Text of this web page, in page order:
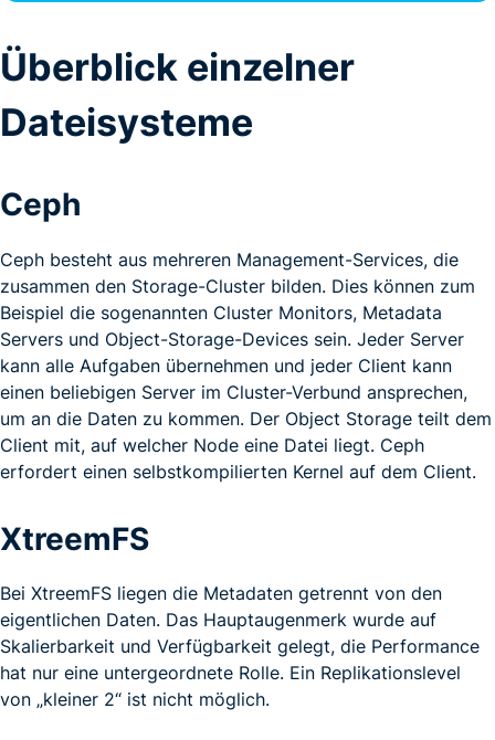
Überblick einzelner
Dateisysteme
Ceph
Ceph besteht aus mehreren Management-Services, die
zusammen den Storage-Cluster bilden. Dies können zum
Beispiel die sogenannten Cluster Monitors, Metadata
Servers und Object-Storage-Devices sein. Jeder Server
kann alle Aufgaben übernehmen und jeder Client kann
einen beliebigen Server im Cluster-Verbund ansprechen,
um an die Daten zu kommen. Der Object Storage teilt dem
Client mit, auf welcher Node eine Datei liegt. Ceph
erfordert einen selbstkompilierten Kernel auf dem Client.
XtreemFS
Bei XtreemFS liegen die Metadaten getrennt von den
eigentlichen Daten. Das Hauptaugenmerk wurde auf
Skalierbarkeit und Verfügbarkeit gelegt, die Performance
hat nur eine untergeordnete Rolle. Ein Replikationslevel
von „kleiner 2“ ist nicht möglich.